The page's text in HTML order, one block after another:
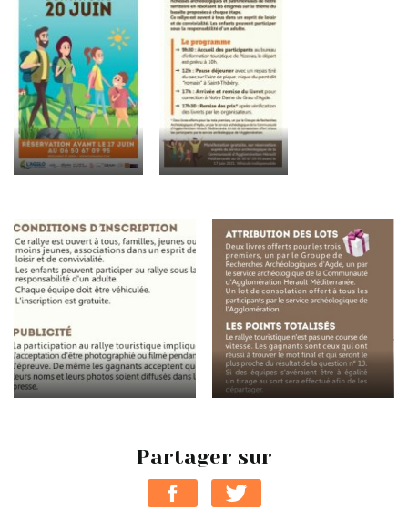
Partager sur